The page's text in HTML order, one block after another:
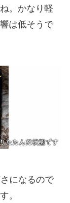
。かなり軽
は低そうで
になるので
。